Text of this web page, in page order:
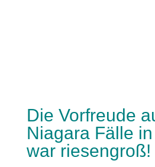
Die Vorfreude
Niagara Fälle
war riesengroß!